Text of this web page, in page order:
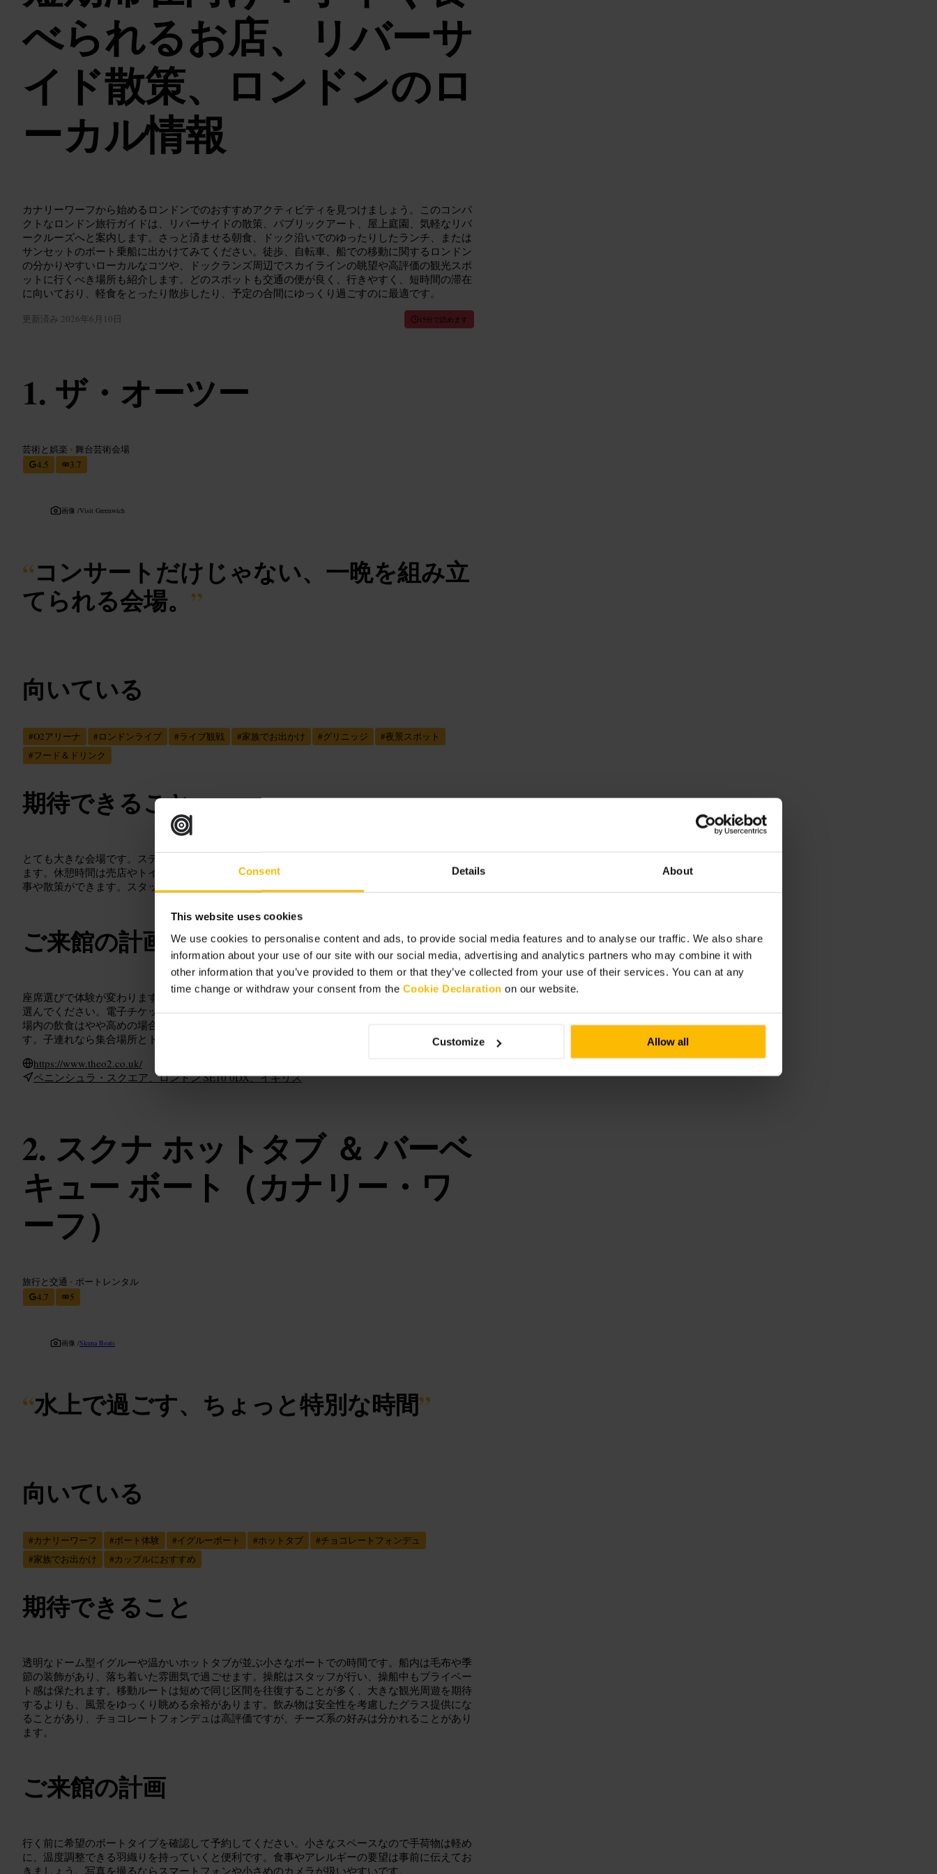
Consent Details About
This website uses cookies
We use cookies to personalise content and ads, to provide social media features and to analyse our traffic. We also share
information about your use of our site with our social media, advertising and analytics partners who may combine it with
other information that you’ve provided to them or that they’ve collected from your use of their services. You can at any
time change or withdraw your consent from the Cookie Declaration on our website.
Customize Allow all
べられるお店、リバーサ
イド散策、ロンドンのロ
ーカル情報
カナリーワーフから始めるロンドンでのおすすめアクティビティを見つけましょう。このコンパ
クトなロンドン旅行ガイドは、リバーサイドの散策、パブリックアート、屋上庭園、気軽なリバ
ークルーズへと案内します。さっと済ませる朝食、ドック沿いでのゆったりしたランチ、または
サンセットのボート乗船に出かけてみてください。徒歩、自転車、船での移動に関するロンドン
の分かりやすいローカルなコツや、ドックランズ周辺でスカイラインの眺望や高評価の観光スポ
ットに行くべき場所も紹介します。どのスポットも交通の便が良く、行きやすく、短時間の滞在
に向いており、軽食をとったり散歩したり、予定の合間にゆっくり過ごすのに最適です。
更新済み 2026年6月10日 15分で読めます
ザ・オーツー
芸術と娯楽 • 舞台芸術会場
4.5
3.7
画像 /Visit Greenwich
“コンサートだけじゃない、一晩を組み立
てられる会場。 ”
向いている
#O2アリーナ #ロンドンライブ #ライブ観戦 #家族でお出かけ #グリニッジ #夜景スポット
#フード＆ドリンク
期待できること
とても大きな会場です。ステージから距離が出る席もあります。音の感じ方は席次第で差があり
ます。休憩時間は売店やトイレに列ができます。館内外に飲食店やバーがあり、ライブ前後に食
事や散策ができます。スタッフは比較的手慣れています。
ご来館の計画
座席選びで体験が変わります。盛り上がりを重視するならグラウンド（アリーナ）寄りの座席を
選んでください。電子チケットを用意し、持ち物規定や手荷物検査を事前に確認しましょう。会
場内の飲食はやや高めの場合があるので、事前に軽食を済ませるかグループで分け合うと楽で
す。子連れなら集合場所とトイレの場所を決めておくと安心です。
https://www.theo2.co.uk/
ペニンシュラ・スクエア、ロンドン SE10 0DX、イギリス
スクナ ホットタブ ＆ バーベ
キュー ボート（カナリー・ワ
ーフ）
旅行と交通 • ボートレンタル
4.7
5
画像 /Skuna Boats
“水上で過ごす、ちょっと特別な時間”
向いている
#カナリーワーフ #ボート体験 #イグルーボート #ホットタブ #チョコレートフォンデュ
#家族でお出かけ #カップルにおすすめ
期待できること
透明なドーム型イグルーや温かいホットタブが並ぶ小さなボートでの時間です。船内は毛布や季
節の装飾があり、落ち着いた雰囲気で過ごせます。操舵はスタッフが行い、操船中もプライベー
ト感は保たれます。移動ルートは短めで同じ区間を往復することが多く、大きな観光周遊を期待
するよりも、風景をゆっくり眺める余裕があります。飲み物は安全性を考慮したグラス提供にな
ることがあり、チョコレートフォンデュは高評価ですが、チーズ系の好みは分かれることがあり
ます。
ご来館の計画
行く前に希望のボートタイプを確認して予約してください。小さなスペースなので手荷物は軽め
に、温度調整できる羽織りを持っていくと便利です。食事やアレルギーの要望は事前に伝えてお
きましょう。写真を撮るならスマートフォンや小さめのカメラが扱いやすいです。